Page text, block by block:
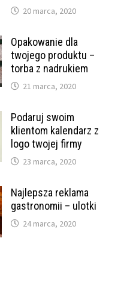
20 marca, 2020
Opakowanie dla
twojego produktu –
torba z nadrukiem
21 marca, 2020
Podaruj swoim
klientom kalendarz z
logo twojej firmy
23 marca, 2020
Najlepsza reklama
gastronomii – ulotki
24 marca, 2020